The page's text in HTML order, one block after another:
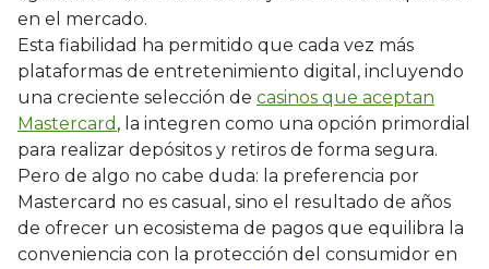
en el mercado.
Esta fiabilidad ha permitido que cada vez más
plataformas de entretenimiento digital, incluyendo
una creciente selección de casinos que aceptan
Mastercard , la integren como una opción primordial
para realizar depósitos y retiros de forma segura.
Pero de algo no cabe duda: la preferencia por
Mastercard no es casual, sino el resultado de años
de ofrecer un ecosistema de pagos que equilibra la
conveniencia con la protección del consumidor en